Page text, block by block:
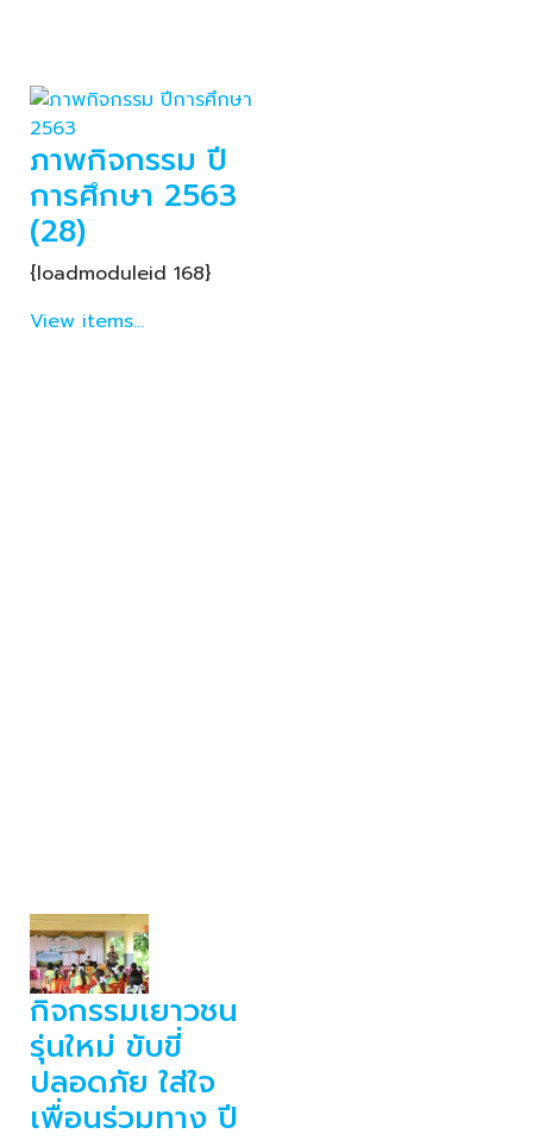
ภาพกิจกรรม ปี
การศึกษา 2563
(28)
{loadmoduleid 168}
View items...
กิจกรรมเยาวชน
รุ่นใหม่ ขับขี่
ปลอดภัย ใส่ใจ
เพื่อนร่วมทาง ปี